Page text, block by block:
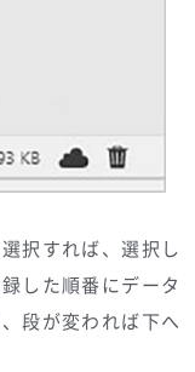
択すれば、選択し
した順番にデータ
段が変われば下へ